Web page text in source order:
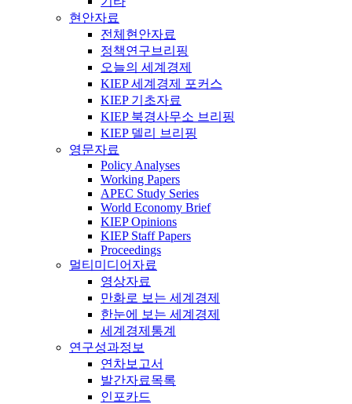
현안자료
전체현안자료
정책연구브리핑
오늘의 세계경제
KIEP 세계경제 포커스
KIEP 기초자료
KIEP 북경사무소 브리핑
KIEP 델리 브리핑
영문자료
Policy Analyses
Working Papers
APEC Study Series
World Economy Brief
KIEP Opinions
KIEP Staff Papers
Proceedings
멀티미디어자료
영상자료
만화로 보는 세계경제
한눈에 보는 세계경제
세계경제통계
연구성과정보
연차보고서
발간자료목록
인포카드